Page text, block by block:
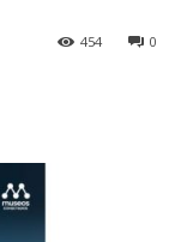
0
454